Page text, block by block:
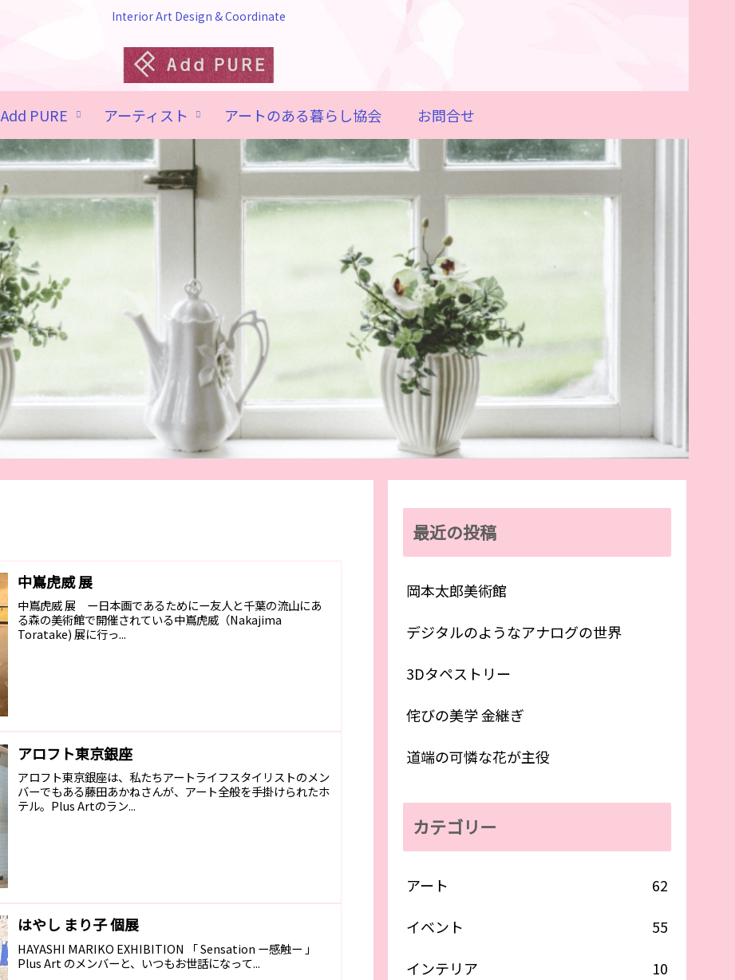
Interior Art Design & Coordinate
Add PURE アーティスト アートのある暮らし協会 お問合せ
中嶌虎威 展
中嶌虎威 展 ー日本画であるためにー友人と千葉の流山にあ
る森の美術館で開催されている中嶌虎威（Nakajima
Toratake) 展に行っ...
アロフト東京銀座
アロフト東京銀座は、私たちアートライフスタイリストのメン
バーでもある藤田あかねさんが、アート全般を手掛けられたホ
テル。Plus Artのラン...
はやし まり子 個展
HAYASHI MARIKO EXHIBITION 「 Sensation ー感触ー 」
Plus Art のメンバーと、いつもお世話になって...
最近の投稿
岡本太郎美術館
デジタルのようなアナログの世界
3Dタペストリー
侘びの美学 金継ぎ
道端の可憐な花が主役
カテゴリー
アート
62
イベント
55
インテリア
10